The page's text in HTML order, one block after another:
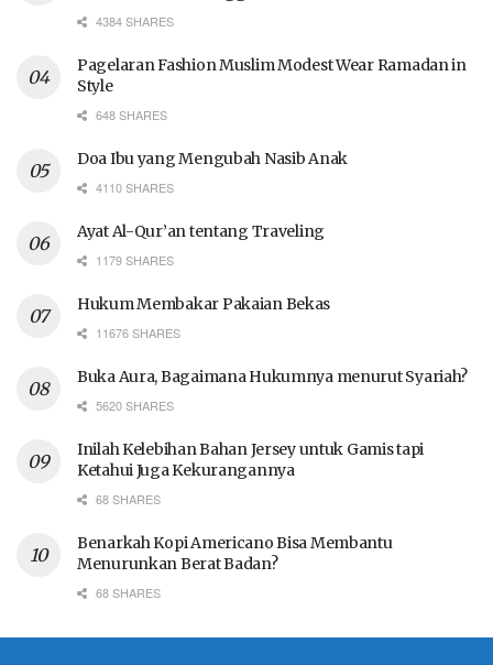
4384 SHARES
Pagelaran Fashion Muslim Modest Wear Ramadan in
Style
648 SHARES
Doa Ibu yang Mengubah Nasib Anak
4110 SHARES
Ayat Al-Qur’an tentang Traveling
1179 SHARES
Hukum Membakar Pakaian Bekas
11676 SHARES
Buka Aura, Bagaimana Hukumnya menurut Syariah?
5620 SHARES
Inilah Kelebihan Bahan Jersey untuk Gamis tapi
Ketahui Juga Kekurangannya
68 SHARES
Benarkah Kopi Americano Bisa Membantu
Menurunkan Berat Badan?
68 SHARES